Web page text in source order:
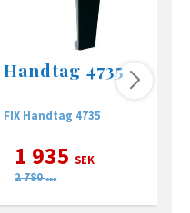
Handtag 4735
FIX Handtag 4735
1 935 SEK
2 780 SEK